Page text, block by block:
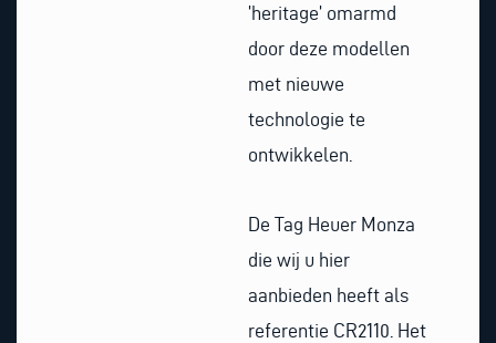
’heritage’ omarmd
door deze modellen
met nieuwe
technologie te
ontwikkelen.
De Tag Heuer Monza
die wij u hier
aanbieden heeft als
referentie CR2110. Het